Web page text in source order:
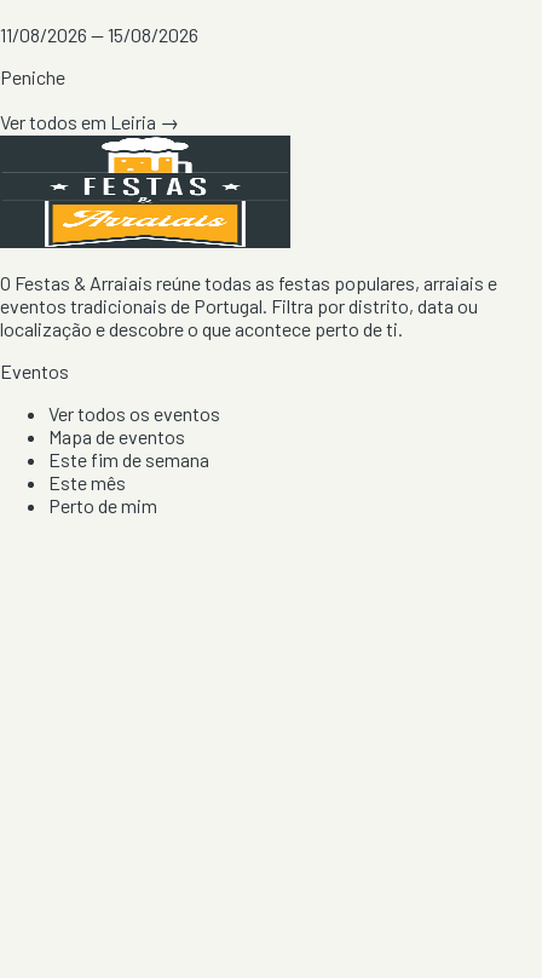
11/08/2026 — 15/08/2026
Peniche
Ver todos em Leiria →
O Festas & Arraiais reúne todas as festas populares, arraiais e
eventos tradicionais de Portugal. Filtra por distrito, data ou
localização e descobre o que acontece perto de ti.
Eventos
Ver todos os eventos
Mapa de eventos
Este fim de semana
Este mês
Perto de mim